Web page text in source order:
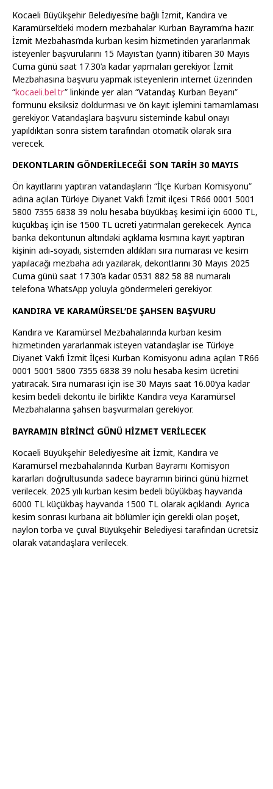
Kocaeli Büyükşehir Belediyesi’ne bağlı İzmit, Kandıra ve
Karamürsel’deki modern mezbahalar Kurban Bayramı’na hazır.
İzmit Mezbahası’nda kurban kesim hizmetinden yararlanmak
isteyenler başvurularını 15 Mayıs’tan (yarın) itibaren 30 Mayıs
Cuma günü saat 17.30’a kadar yapmaları gerekiyor. İzmit
Mezbahasına başvuru yapmak isteyenlerin internet üzerinden
“kocaeli.bel.tr” linkinde yer alan “Vatandaş Kurban Beyanı”
formunu eksiksiz doldurması ve ön kayıt işlemini tamamlaması
gerekiyor. Vatandaşlara başvuru sisteminde kabul onayı
yapıldıktan sonra sistem tarafından otomatik olarak sıra
verecek.
DEKONTLARIN GÖNDERİLECEĞİ SON TARİH 30 MAYIS
Ön kayıtlarını yaptıran vatandaşların “İlçe Kurban Komisyonu”
adına açılan Türkiye Diyanet Vakfı İzmit ilçesi TR66 0001 5001
5800 7355 6838 39 nolu hesaba büyükbaş kesimi için 6000 TL,
küçükbaş için ise 1500 TL ücreti yatırmaları gerekecek. Ayrıca
banka dekontunun altındaki açıklama kısmına kayıt yaptıran
kişinin adı-soyadı, sistemden aldıkları sıra numarası ve kesim
yapılacağı mezbaha adı yazılarak, dekontlarını 30 Mayıs 2025
Cuma günü saat 17.30’a kadar 0531 882 58 88 numaralı
telefona WhatsApp yoluyla göndermeleri gerekiyor.
KANDIRA VE KARAMÜRSEL’DE ŞAHSEN BAŞVURU
Kandıra ve Karamürsel Mezbahalarında kurban kesim
hizmetinden yararlanmak isteyen vatandaşlar ise Türkiye
Diyanet Vakfı İzmit İlçesi Kurban Komisyonu adına açılan TR66
0001 5001 5800 7355 6838 39 nolu hesaba kesim ücretini
yatıracak. Sıra numarası için ise 30 Mayıs saat 16.00’ya kadar
kesim bedeli dekontu ile birlikte Kandıra veya Karamürsel
Mezbahalarına şahsen başvurmaları gerekiyor.
BAYRAMIN BİRİNCİ GÜNÜ HİZMET VERİLECEK
Kocaeli Büyükşehir Belediyesi’ne ait İzmit, Kandıra ve
Karamürsel mezbahalarında Kurban Bayramı Komisyon
kararları doğrultusunda sadece bayramın birinci günü hizmet
verilecek. 2025 yılı kurban kesim bedeli büyükbaş hayvanda
6000 TL küçükbaş hayvanda 1500 TL olarak açıklandı. Ayrıca
kesim sonrası kurbana ait bölümler için gerekli olan poşet,
naylon torba ve çuval Büyükşehir Belediyesi tarafından ücretsiz
olarak vatandaşlara verilecek.